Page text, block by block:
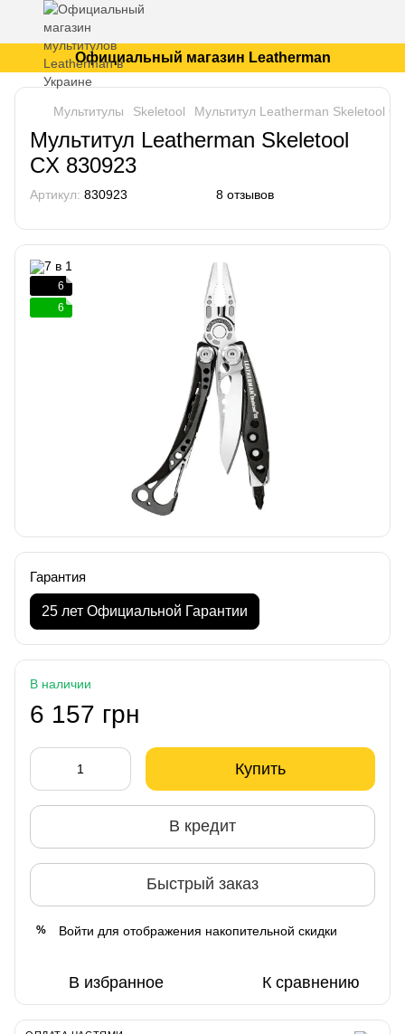
Официальный магазин Leatherman
Мультитулы Skeletool Мультитул Leatherman Skeletool
Мультитул Leatherman Skeletool
CX 830923
Артикул: 830923 8 отзывов
6
6
Гарантия
25 лет Официальной Гарантии
В наличии
6 157 грн
Купить
В кредит
Быстрый заказ
% Войти для отображения накопительной скидки
В избранное К сравнению